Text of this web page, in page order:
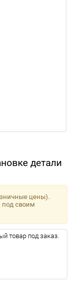
детали
цены).
под своим
товар под заказ.